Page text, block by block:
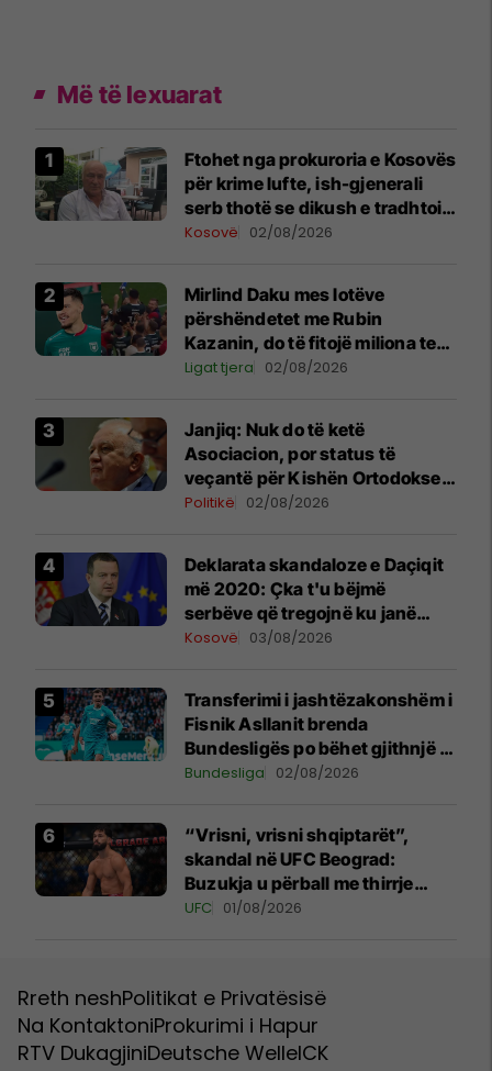
Më të lexuarat
Ftohet nga prokuroria e Kosovës
për krime lufte, ish-gjenerali
serb thotë se dikush e tradhtoi
në Beograd
Kosovë 02/08/2026
Mirlind Daku mes lotëve
përshëndetet me Rubin
Kazanin, do të fitojë miliona te
Spartak Moska
Ligat tjera 02/08/2026
Janjiq: Nuk do të ketë
Asociacion, por status të
veçantë për Kishën Ortodokse
Serbe në Kosovë
Politikë 02/08/2026
​Deklarata skandaloze e Daçiqit
më 2020: Çka t'u bëjmë
serbëve që tregojnë ku janë
varrosur shqiptarët në Serbi
Kosovë 03/08/2026
Transferimi i jashtëzakonshëm i
Fisnik Asllanit brenda
Bundesligës po bëhet gjithnjë e
më konkret - detajet e fundit
Bundesliga 02/08/2026
“Vrisni, vrisni shqiptarët”,
skandal në UFC Beograd:
Buzukja u përball me thirrje
anti-shqiptare nga tribunat
UFC 01/08/2026
Rreth neshPolitikat e Privatësisë
Na KontaktoniProkurimi i Hapur
RTV DukagjiniDeutsche WelleICK